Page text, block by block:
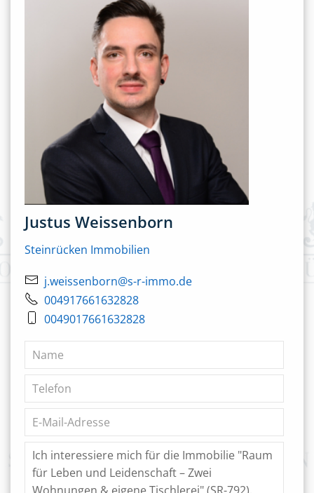
Justus Weissenborn
Steinrücken Immobilien
j.weissenborn@s-r-immo.de
004917661632828
0049017661632828